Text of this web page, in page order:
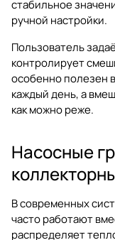
стабильное
ручной настройки.
Пользователь
контролирует
особенно полезен
каждый день, а
как можно реже.
Насосные
В современных
часто работают
распределяет